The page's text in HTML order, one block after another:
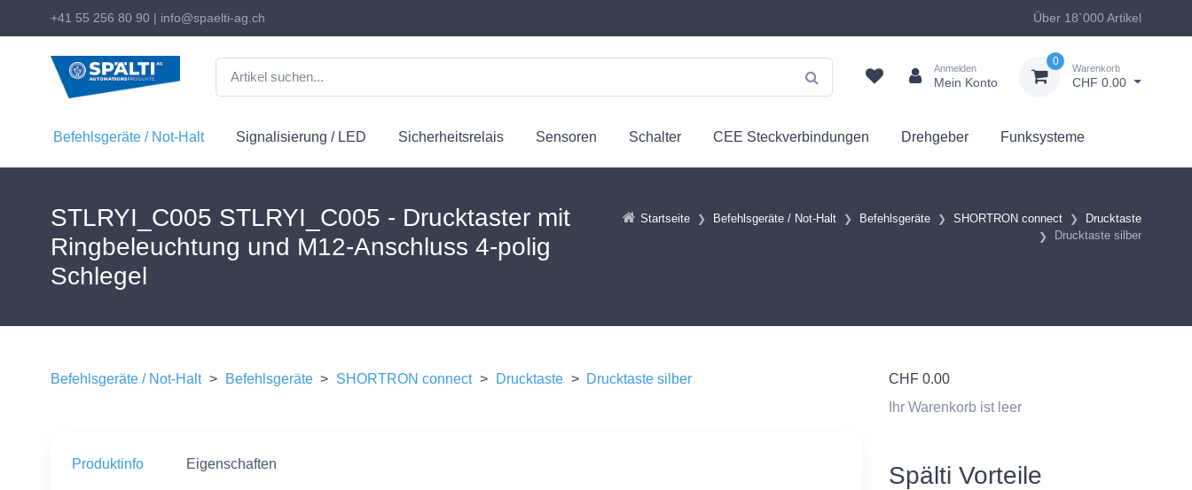
+41 55 256 80 90 | info@spaelti-ag.ch Über 18`000 Artikel
Anmelden
Mein Konto
0
Warenkorb
CHF 0.00
Befehlsgeräte / Not-Halt Signalisierung / LED Sicherheitsrelais Sensoren Schalter CEE Steckverbindungen Drehgeber Funksysteme
Startseite Befehlsgeräte / Not-Halt Befehlsgeräte SHORTRON connect
Drucktaste
Drucktaste silber
STLRYI_C005 STLRYI_C005 - Drucktaster mit
Ringbeleuchtung und M12-Anschluss 4-polig
Schlegel
Befehlsgeräte / Not-Halt > Befehlsgeräte > SHORTRON connect > Drucktaste > Drucktaste silber
Produktinfo Eigenschaften
CHF 0.00
Ihr Warenkorb ist leer
Spälti Vorteile